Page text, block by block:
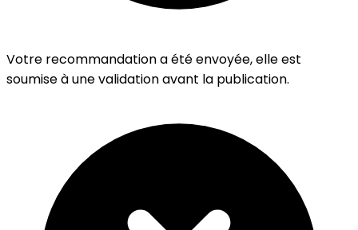
Votre recommandation a été envoyée, elle est
soumise à une validation avant la publication.